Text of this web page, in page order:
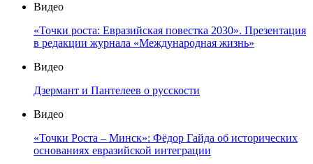
Видео
«Точки роста: Евразийская повестка 2030». Презентация
в редакции журнала «Международная жизнь»
Видео
Дзермант и Пантелеев о русскости
Видео
«Точки Роста – Минск»: Фёдор Гайда об исторических
основаниях евразийской интеграции